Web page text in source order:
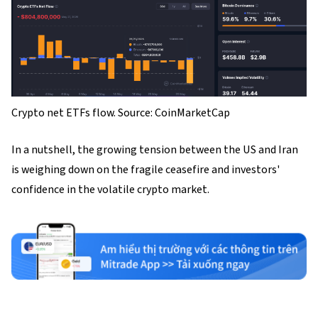
Crypto net ETFs flow. Source: CoinMarketCap
In a nutshell, the growing tension between the US and Iran
is weighing down on the fragile ceasefire and investors'
confidence in the volatile crypto market.